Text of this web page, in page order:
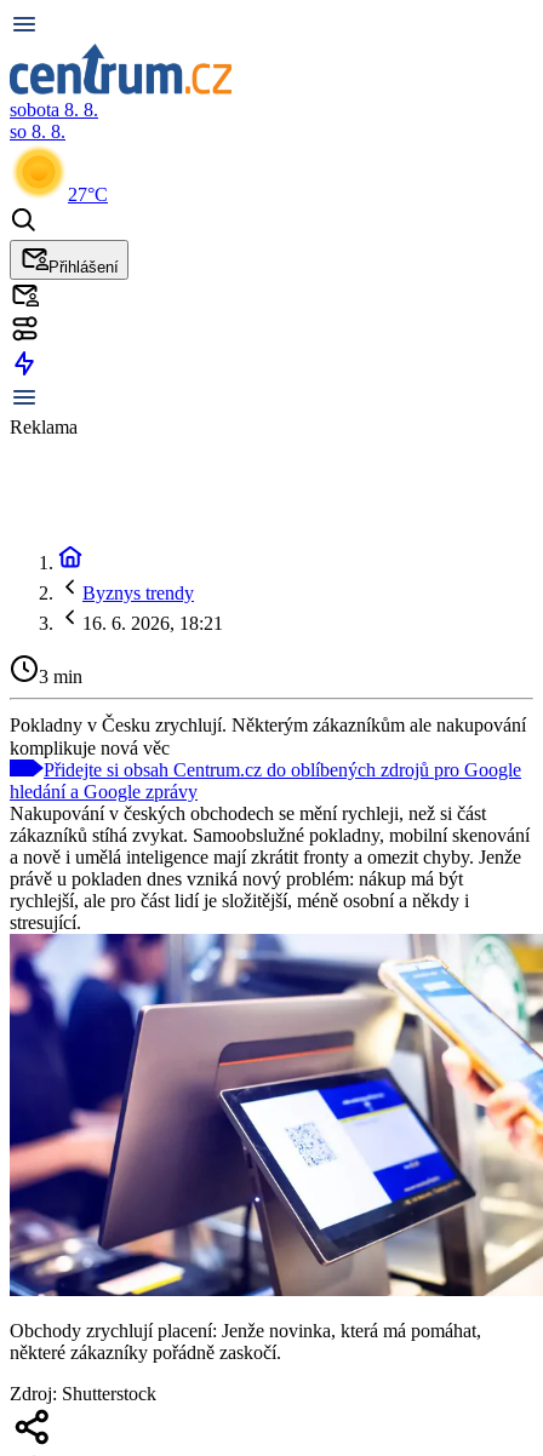
sobota 8. 8.
so 8. 8.
27°C
Přihlášení
Reklama
Byznys trendy
16. 6. 2026, 18:21
3 min
Pokladny v Česku zrychlují. Některým zákazníkům ale nakupování
komplikuje nová věc
Přidejte si obsah Centrum.cz do oblíbených zdrojů pro Google
hledání a Google zprávy
Nakupování v českých obchodech se mění rychleji, než si část
zákazníků stíhá zvykat. Samoobslužné pokladny, mobilní skenování
a nově i umělá inteligence mají zkrátit fronty a omezit chyby. Jenže
právě u pokladen dnes vzniká nový problém: nákup má být
rychlejší, ale pro část lidí je složitější, méně osobní a někdy i
stresující.
Obchody zrychlují placení: Jenže novinka, která má pomáhat,
některé zákazníky pořádně zaskočí.
Zdroj: Shutterstock